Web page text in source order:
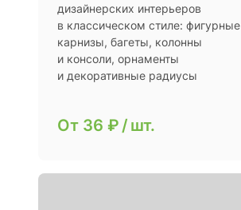
дизайнерских интерьеров
в классическом стиле: фигурные
карнизы, багеты, колонны
и консоли, орнаменты
и декоративные радиусы
От 36 ₽ / шт.